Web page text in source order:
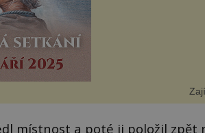
místnost a poté ji položil zpět